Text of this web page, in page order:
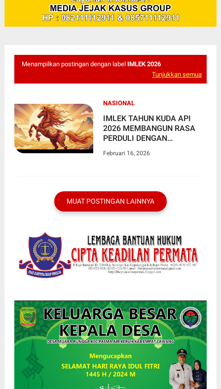
Menampilkan postingan dengan label IMLEK 2026
Tunjukkan semua
NASIONAL
IMLEK TAHUN KUDA API
2026 MEMBANGUN RASA
PERDULI DENGAN
MASYARAKAT INDONESIA
Februari 16, 2026
MUAT POSTINGAN LAINNYA